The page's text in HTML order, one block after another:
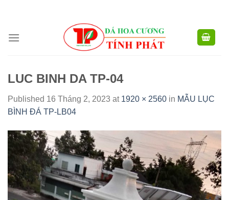
LUC BINH DA TP-04
Published 16 Tháng 2, 2023 at 1920 × 2560 in MẪU LỤC
BÌNH ĐÁ TP-LB04